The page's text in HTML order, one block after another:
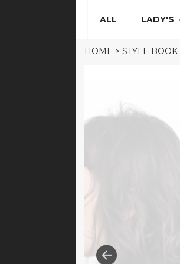
ALL LADY'S
HOME >STYLE BOOK